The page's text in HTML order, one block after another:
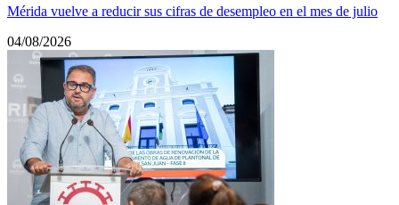
Mérida vuelve a reducir sus cifras de desempleo en el mes de julio
04/08/2026